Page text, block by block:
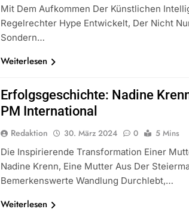
Mit Dem Aufkommen Der Künstlichen
Regelrechter Hype Entwickelt, Der Nicht
Sondern…
Weiterlesen
Erfolgsgeschichte: Nadine
PM International
Redaktion 30. März 2024 0
5 Mins
Die Inspirierende Transformation Einer
Nadine Krenn, Eine Mutter Aus Der
Bemerkenswerte Wandlung Durchlebt,…
Weiterlesen